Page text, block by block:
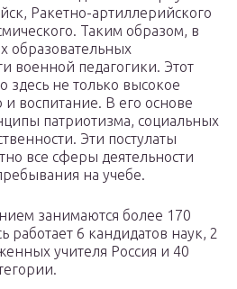
Ракетно-артиллерийского
Таким образом, в
образовательных
военной педагогики. Этот
здесь не только высокое
и воспитание. В его основе
патриотизма, социальных
Эти постулаты
все сферы деятельности
на учебе.
занимаются более 170
работает 6 кандидатов наук, 2
учителя Россия и 40